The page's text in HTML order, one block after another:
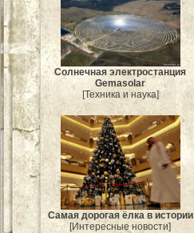
Солнечная электростанция
Gemasolar
[Техника и наука]
Самая дорогая ёлка в истории
[Интересные новости]